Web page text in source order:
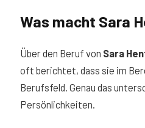
Was macht Sara
Über den Beruf von Sara
oft berichtet, dass sie im
Berufsfeld. Genau das
Persönlichkeiten.